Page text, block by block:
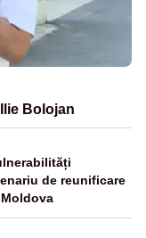
Bolojan
de reunificare